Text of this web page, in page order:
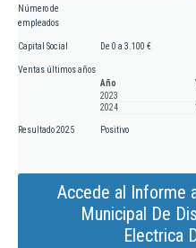
Número de
empleados
Capital Social De 0 a 3.100 €
Ventas últimos años
Año
2023
2024
Resultado 2025 Positivo
Accede al Informe
Municipal De
Electrica